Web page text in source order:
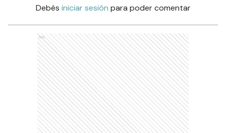
Debés iniciar sesión para poder comentar
Ads